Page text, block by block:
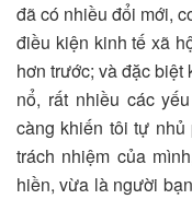
đã có nhiều đổi mới,
điều kiện kinh tế xã
hơn trước; và đặc
nổ, rất nhiều các
càng khiến tôi tự
trách nhiệm của
hiền, vừa là người